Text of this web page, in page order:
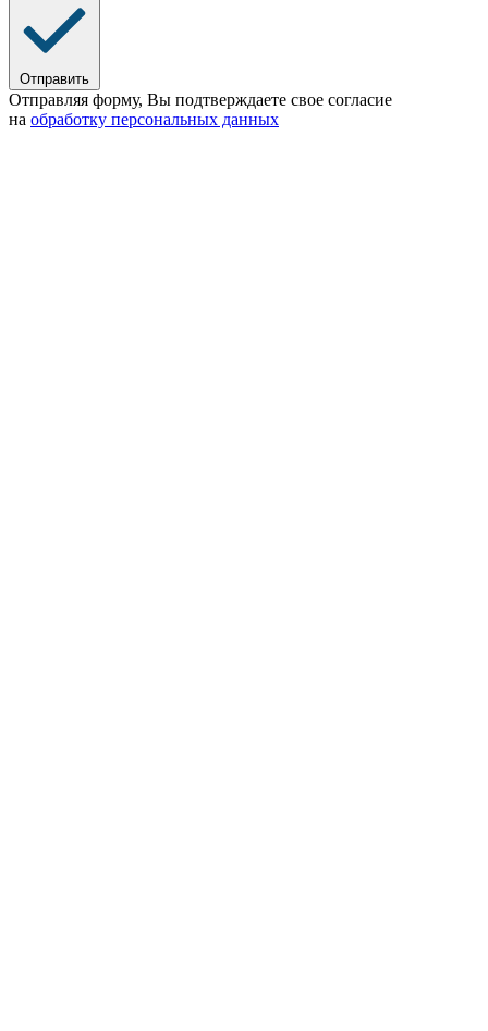
Отправить
Отправляя форму, Вы подтверждаете свое согласие
на обработку персональных данных